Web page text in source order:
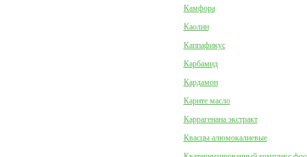
Камфора
Каолин
Каппафикус
Карбамид
Кардамон
Карите масло
Каррагенана экстракт
Квасцы алюмокалиевые